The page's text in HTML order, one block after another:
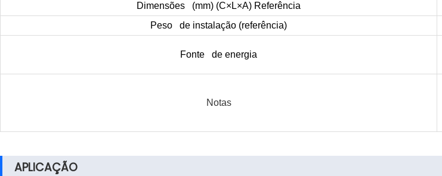
Dimensões (mm) (C×L×A) Referência
Peso de instalação (referência)
Fonte de energia
Notas
APLICAÇÃO